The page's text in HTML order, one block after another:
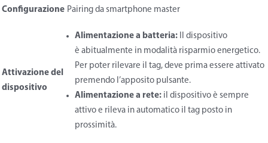
Configurazione Pairing da smartphone master
Attivazione del
dispositivo
Alimentazione a batteria:Il dispositivo
è abitualmente in modalità risparmio energetico.
Per poter rilevare il tag, deve prima essere attivato
premendo l’apposito pulsante.
Alimentazione a rete:il dispositivo è sempre
attivo e rileva in automatico il tag posto in
prossimità.